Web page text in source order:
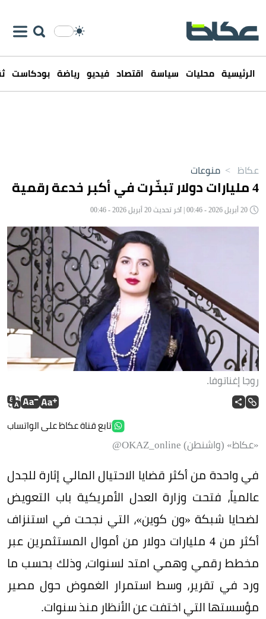
الرئيسية محليات سياسة اقتصاد فيديو رياضة بودكاست
عكاظ > منوعات
4 مليارات دولار تبخّرت في أكبر خدعة رقمية
روجا إغناتوفا.
تابع قناة عكاظ على الواتساب
«عكاظ» (واشنطن) OKAZ_online@
في واحدة من أكثر قضايا الاحتيال المالي إثارة للجدل
عالمياً، فتحت وزارة العدل الأمريكية باب التعويض
لضحايا شبكة «ون كوين»، التي نجحت في استنزاف
أكثر من 4 مليارات دولار من أموال المستثمرين عبر
مخطط رقمي وهمي امتد لسنوات، وذلك بحسب ما
ورد في تقرير، وسط استمرار الغموض حول مصير
مؤسستها التي اختفت عن الأنظار منذ سنوات.